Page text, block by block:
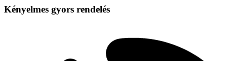
Kényelmes gyors rendelés